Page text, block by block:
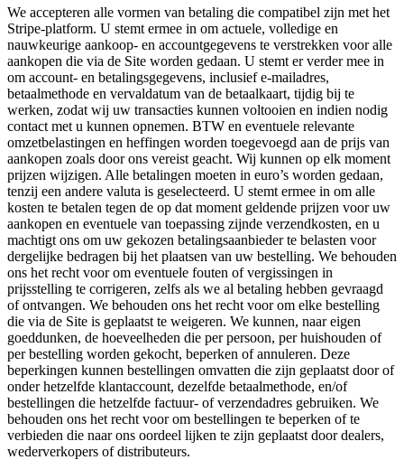
We accepteren alle vormen van betaling die compatibel zijn met het
Stripe-platform. U stemt ermee in om actuele, volledige en
nauwkeurige aankoop- en accountgegevens te verstrekken voor alle
aankopen die via de Site worden gedaan. U stemt er verder mee in
om account- en betalingsgegevens, inclusief e-mailadres,
betaalmethode en vervaldatum van de betaalkaart, tijdig bij te
werken, zodat wij uw transacties kunnen voltooien en indien nodig
contact met u kunnen opnemen. BTW en eventuele relevante
omzetbelastingen en heffingen worden toegevoegd aan de prijs van
aankopen zoals door ons vereist geacht. Wij kunnen op elk moment
prijzen wijzigen. Alle betalingen moeten in euro’s worden gedaan,
tenzij een andere valuta is geselecteerd. U stemt ermee in om alle
kosten te betalen tegen de op dat moment geldende prijzen voor uw
aankopen en eventuele van toepassing zijnde verzendkosten, en u
machtigt ons om uw gekozen betalingsaanbieder te belasten voor
dergelijke bedragen bij het plaatsen van uw bestelling. We behouden
ons het recht voor om eventuele fouten of vergissingen in
prijsstelling te corrigeren, zelfs als we al betaling hebben gevraagd
of ontvangen. We behouden ons het recht voor om elke bestelling
die via de Site is geplaatst te weigeren. We kunnen, naar eigen
goeddunken, de hoeveelheden die per persoon, per huishouden of
per bestelling worden gekocht, beperken of annuleren. Deze
beperkingen kunnen bestellingen omvatten die zijn geplaatst door of
onder hetzelfde klantaccount, dezelfde betaalmethode, en/of
bestellingen die hetzelfde factuur- of verzendadres gebruiken. We
behouden ons het recht voor om bestellingen te beperken of te
verbieden die naar ons oordeel lijken te zijn geplaatst door dealers,
wederverkopers of distributeurs.